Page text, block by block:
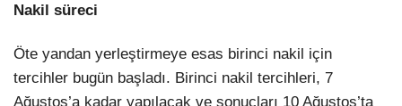
Nakil süreci
Öte yandan yerleştirmeye esas birinci nakil için
tercihler bugün başladı. Birinci nakil tercihleri, 7
Ağustos’a kadar yapılacak ve sonuçları 10 Ağustos’ta